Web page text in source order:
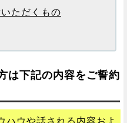
ただくもの
は下記の内容をご誓約
ハウや話される内容およ